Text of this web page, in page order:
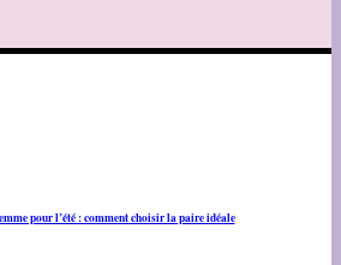
pour l’été : comment choisir la paire idéale